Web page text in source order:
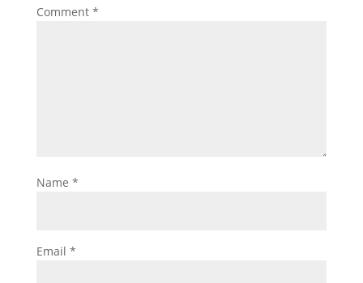
Comment *
Name *
Email *